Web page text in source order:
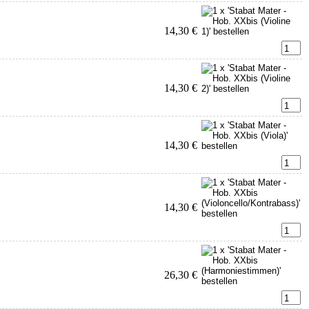
14,30 €
14,30 €
14,30 €
14,30 €
26,30 €